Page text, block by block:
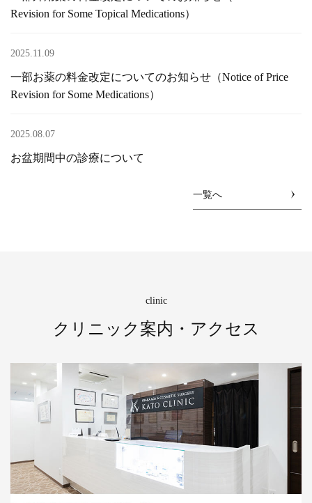
Revision for Some Topical Medications）
2025.11.09
一部お薬の料金改定についてのお知らせ（Notice of Price
Revision for Some Medications）
2025.08.07
お盆期間中の診療について
一覧へ
clinic
クリニック案内・アクセス